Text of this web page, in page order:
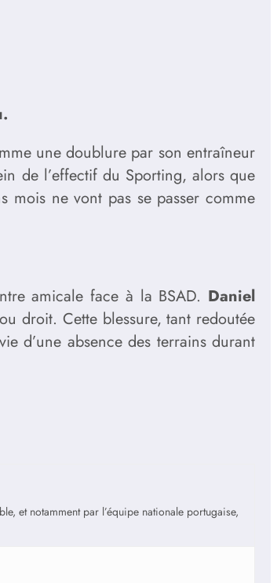
une doublure par son entraîneur
de l’effectif du Sporting, alors que
mois ne vont pas se passer comme
amicale face à la BSAD. Daniel
droit. Cette blessure, tant redoutée
d’une absence des terrains durant
et notamment par l’équipe nationale portugaise,